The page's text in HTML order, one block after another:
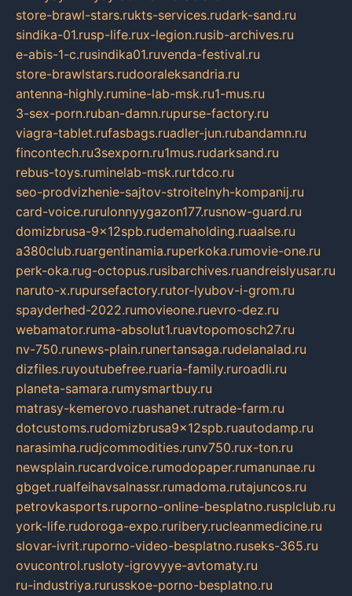
store-brawl-stars.rukts-services.rudark-sand.ru
sindika-01.rusp-life.rux-legion.rusib-archives.ru
e-abis-1-c.rusindika01.ruvenda-festival.ru
store-brawlstars.rudooraleksandria.ru
antenna-highly.rumine-lab-msk.ru1-mus.ru
3-sex-porn.ruban-damn.rupurse-factory.ru
viagra-tablet.rufasbags.ruadler-jun.rubandamn.ru
fincontech.ru3sexporn.ru1mus.rudarksand.ru
rebus-toys.ruminelab-msk.rurtdco.ru
seo-prodvizhenie-sajtov-stroitelnyh-kompanij.ru
card-voice.rurulonnyygazon177.rusnow-guard.ru
domizbrusa-9x12spb.rudemaholding.ruaalse.ru
a380club.ruargentinamia.ruperkoka.rumovie-one.ru
perk-oka.rug-octopus.rusibarchives.ruandreislyusar.ru
naruto-x.rupursefactory.rutor-lyubov-i-grom.ru
spayderhed-2022.rumovieone.ruevro-dez.ru
webamator.ruma-absolut1.ruavtopomosch27.ru
nv-750.runews-plain.runertansaga.rudelanalad.ru
dizfiles.ruyoutubefree.ruaria-family.ruroadli.ru
planeta-samara.rumysmartbuy.ru
matrasy-kemerovo.ruashanet.rutrade-farm.ru
dotcustoms.rudomizbrusa9x12spb.ruautodamp.ru
narasimha.rudjcommodities.runv750.rux-ton.ru
newsplain.rucardvoice.rumodopaper.rumanunae.ru
gbget.rualfeihavsalnassr.rumadoma.rutajuncos.ru
petrovkasports.ruporno-online-besplatno.rusplclub.ru
york-life.rudoroga-expo.ruribery.rucleanmedicine.ru
slovar-ivrit.ruporno-video-besplatno.ruseks-365.ru
ovucontrol.rusloty-igrovyye-avtomaty.ru
ru-industriya.rurusskoe-porno-besplatno.ru